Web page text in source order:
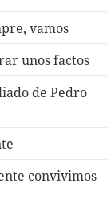
vamos
unos factos
de Pedro
convivimos